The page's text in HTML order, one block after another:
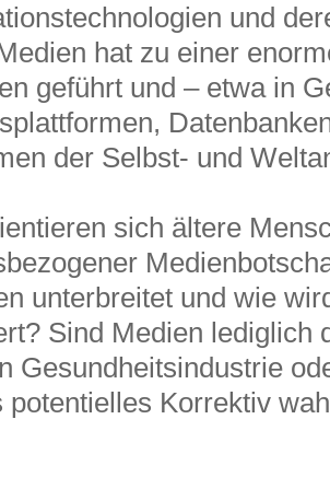
und
hat zu einer
geführt und – etwa in
der Selbst- und
sich ältere
unterbreitet und wie
Sind Medien lediglich
Gesundheitsindustrie
potentielles Korrektiv